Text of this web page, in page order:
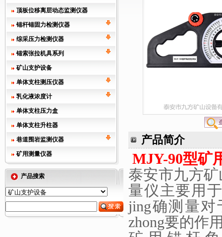
顶板位移离层动态监测仪器
锚杆锚固力检测仪器
综采压力检测仪器
锚索张拉机具系列
矿山支护设备
单体支柱测压仪器
乳化液浓度计
单体支柱压力盒
单体支柱升柱器
巷道围岩监测仪器
矿用测量仪器
产品搜索
产品简介
MJY-90型矿
泰安市九方
量仪 主要用
jing确测量
zhong要的作